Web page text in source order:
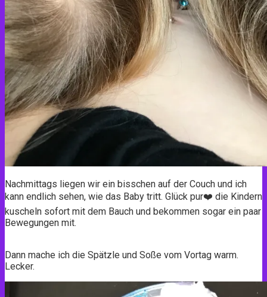
Nachmittags liegen wir ein bisschen auf der Couch und ich
kann endlich sehen, wie das Baby tritt. Glück pur❤️ die Kindern
kuscheln sofort mit dem Bauch und bekommen sogar ein paar
Bewegungen mit.
Dann mache ich die Spätzle und Soße vom Vortag warm.
Lecker.